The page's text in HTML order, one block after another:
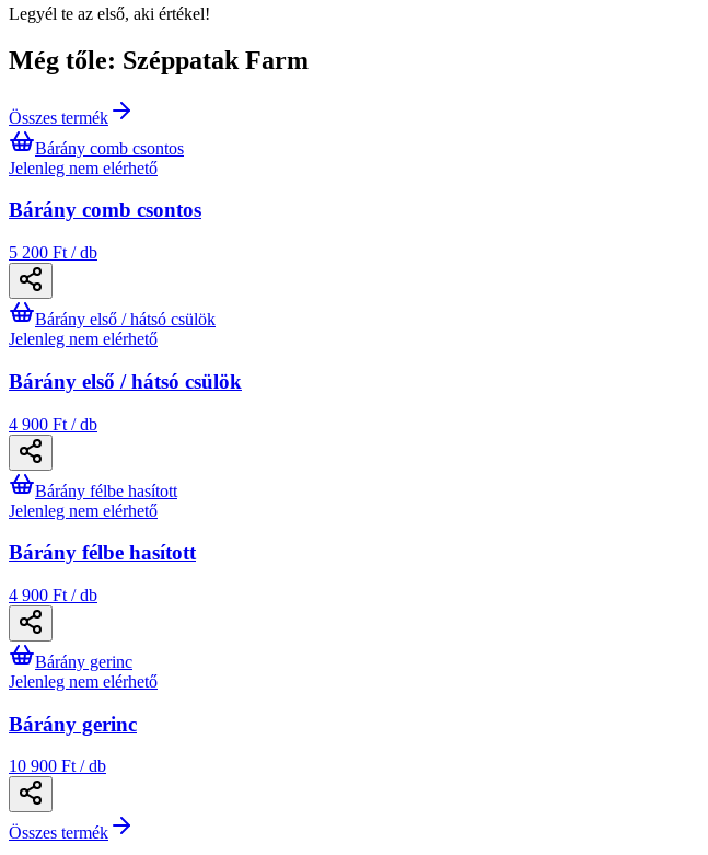
Legyél te az első, aki értékel!
Még tőle: Széppatak Farm
Összes termék
Bárány comb csontos
Jelenleg nem elérhető
Bárány comb csontos
5 200 Ft / db
Bárány első / hátsó csülök
Jelenleg nem elérhető
Bárány első / hátsó csülök
4 900 Ft / db
Bárány félbe hasított
Jelenleg nem elérhető
Bárány félbe hasított
4 900 Ft / db
Bárány gerinc
Jelenleg nem elérhető
Bárány gerinc
10 900 Ft / db
Összes termék